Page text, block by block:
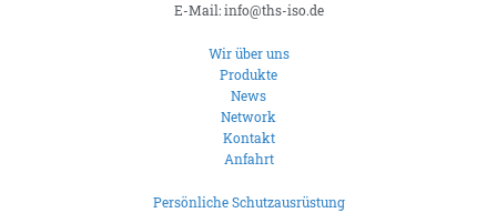
E-Mail: info@ths-iso.de
Wir über uns
Produkte
News
Network
Kontakt
Anfahrt
Persönliche Schutzausrüstung